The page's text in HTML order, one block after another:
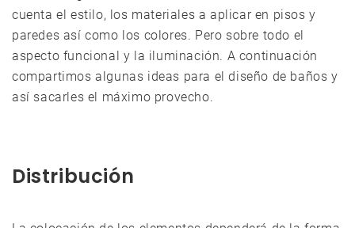
cuenta el estilo, los materiales a aplicar en pisos y
paredes así como los colores. Pero sobre todo el
aspecto funcional y la iluminación. A continuación
compartimos algunas ideas para el diseño de baños y
así sacarles el máximo provecho.
Distribución